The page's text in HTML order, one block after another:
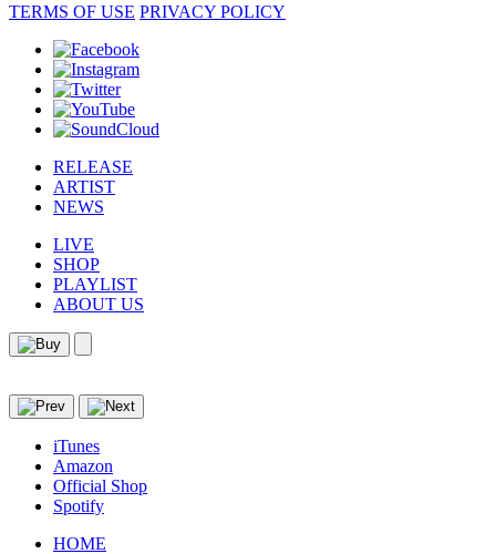
TERMS OF USE PRIVACY POLICY
RELEASE
ARTIST
NEWS
LIVE
SHOP
PLAYLIST
ABOUT US
iTunes
Amazon
Official Shop
Spotify
HOME